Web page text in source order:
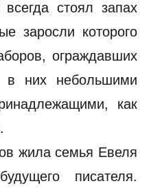
стоял запах
заросли которого
ограждавших
них небольшими
как
жила семья Евеля
писателя.